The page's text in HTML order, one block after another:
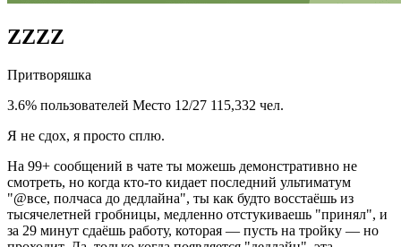
ZZZZ
Притворяшка
3.6% пользователей Место 12/27 115,332 чел.
Я не сдох, я просто сплю.
На 99+ сообщений в чате ты можешь демонстративно не
смотреть, но когда кто-то кидает последний ультиматум
"@все, полчаса до дедлайна", ты как будто восстаёшь из
тысячелетней гробницы, медленно отстукиваешь "принял", и
за 29 минут сдаёшь работу, которая — пусть на тройку — но